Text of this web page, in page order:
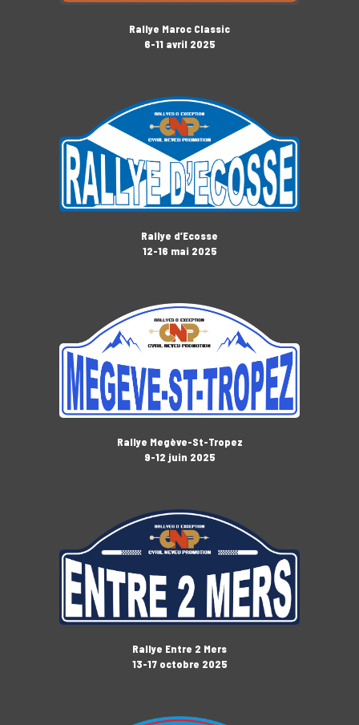
Rallye Maroc Classic
6-11 avril 2025
Rallye d’Ecosse
12-16 mai 2025
Rallye Megève-St-Tropez
9-12 juin 2025
Rallye Entre 2 Mers
13-17 octobre 2025